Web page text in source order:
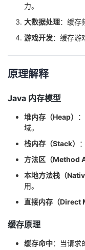
的
博
客
我
的
论
我
的
我
播
活
动
的
关
注
的
发
者
我
Programs
的
支
力。
大数据处理：缓存
游戏开发：缓存游
原理解释
Java 内存模型
堆内存（Heap）
域。
栈内存（Stack）
方法区（Method
本地方法栈（
用。
直接内存（Direct
缓存原理
缓存命中：当请求